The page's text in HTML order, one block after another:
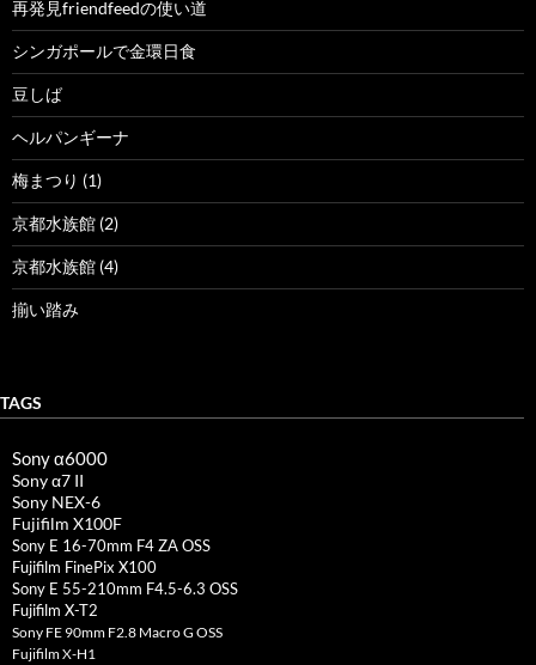
再発見friendfeedの使い道
シンガポールで金環日食
豆しば
ヘルパンギーナ
梅まつり (1)
京都水族館 (2)
京都水族館 (4)
揃い踏み
TAGS
Sony α6000
Sony α7 II
Sony NEX-6
Fujifilm X100F
Sony E 16-70mm F4 ZA OSS
Fujifilm FinePix X100
Sony E 55-210mm F4.5-6.3 OSS
Fujifilm X-T2
Sony FE 90mm F2.8 Macro G OSS
Fujifilm X-H1